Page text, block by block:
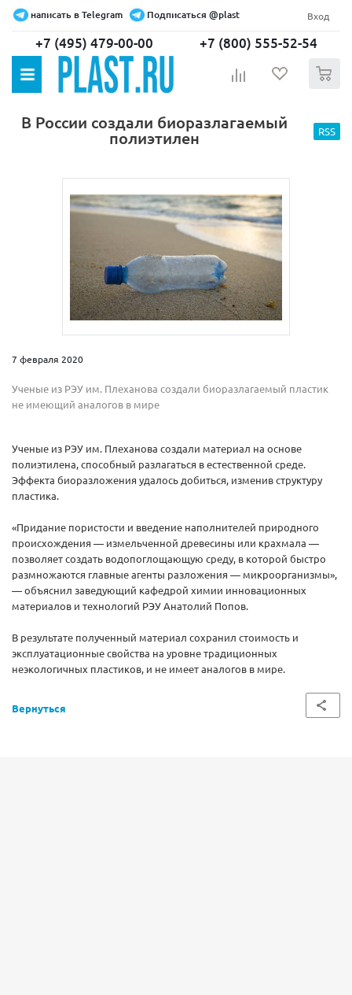
написать в Telegram Подписаться @plast Вход
+7 (495) 479-00-00 +7 (800) 555-52-54
В России создали биоразлагаемый
полиэтилен RSS
7 февраля 2020
Ученые из РЭУ им. Плеханова создали биоразлагаемый пластик
не имеющий аналогов в мире
Ученые из РЭУ им. Плеханова создали материал на основе
полиэтилена, способный разлагаться в естественной среде.
Эффекта биоразложения удалось добиться, изменив структуру
пластика.
«Придание пористости и введение наполнителей природного
происхождения — измельченной древесины или крахмала —
позволяет создать водопоглощающую среду, в которой быстро
размножаются главные агенты разложения — микроорганизмы»,
— объяснил заведующий кафедрой химии инновационных
материалов и технологий РЭУ Анатолий Попов.
В результате полученный материал сохранил стоимость и
эксплуатационные свойства на уровне традиционных
неэкологичных пластиков, и не имеет аналогов в мире.
Вернуться